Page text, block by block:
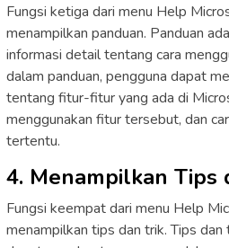
Fungsi ketiga dari menu Help
menampilkan panduan. Panduan
informasi detail tentang cara
dalam panduan, pengguna dapat
tentang fitur-fitur yang ada di
menggunakan fitur tersebut, dan
tertentu.
4. Menampilkan Tips
Fungsi keempat dari menu Help
menampilkan tips dan trik. Tips dan